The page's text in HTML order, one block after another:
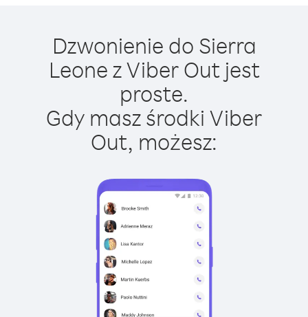
Dzwonienie do Sierra
Leone z Viber Out jest
proste.
Gdy masz środki Viber
Out, możesz: